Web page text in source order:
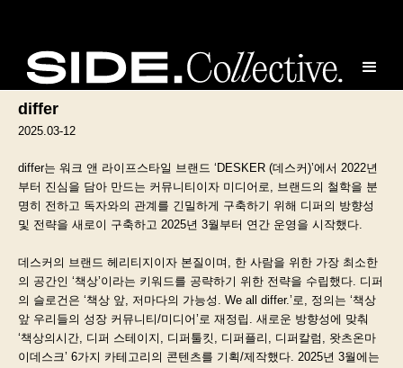
Client
differ
2025.03-12
differ는 워크 앤 라이프스타일 브랜드 ‘DESKER (데스커)’에서 2022년
부터 진심을 담아 만드는 커뮤니티이자 미디어로, 브랜드의 철학을 분
명히 전하고 독자와의 관계를 긴밀하게 구축하기 위해 디퍼의 방향성
및 전략을 새로이 구축하고 2025년 3월부터 연간 운영을 시작했다.
데스커의 브랜드 헤리티지이자 본질이며, 한 사람을 위한 가장 최소한
의 공간인 ‘책상’이라는 키워드를 공략하기 위한 전략을 수립했다. 디퍼
의 슬로건은 ‘책상 앞, 저마다의 가능성. We all differ.’로, 정의는 ‘책상
앞 우리들의 성장 커뮤니티/미디어’로 재정립. 새로운 방향성에 맞춰
‘책상의시간, 디퍼 스테이지, 디퍼툴킷, 디퍼플리, 디퍼칼럼, 왓츠온마
이데스크’ 6가지 카테고리의 콘텐츠를 기획/제작했다. 2025년 3월에는